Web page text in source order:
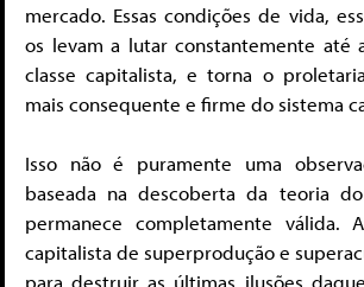
mercado. Essas condições de vida,
os levam a lutar constantemente até
classe capitalista, e torna o
mais consequente e firme do sistema
Isso não é puramente uma
baseada na descoberta da teoria
permanece completamente válida.
capitalista de superprodução e